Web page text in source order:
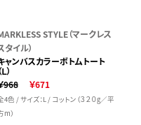
STYLE（マークレス
タイル）
ャンバスカラーボトムトート
（Ｌ）
968
￥671
4色 / サイズ：L / コットン（３２０g／平
m）